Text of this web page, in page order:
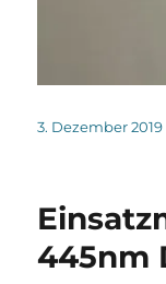
Veröffentlicht
3. Dezember 2019
445nm